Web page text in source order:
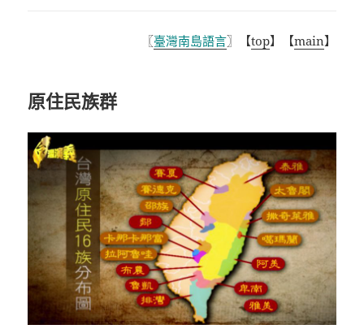
〖臺灣南島語言〗【top】【main】
原住民族群